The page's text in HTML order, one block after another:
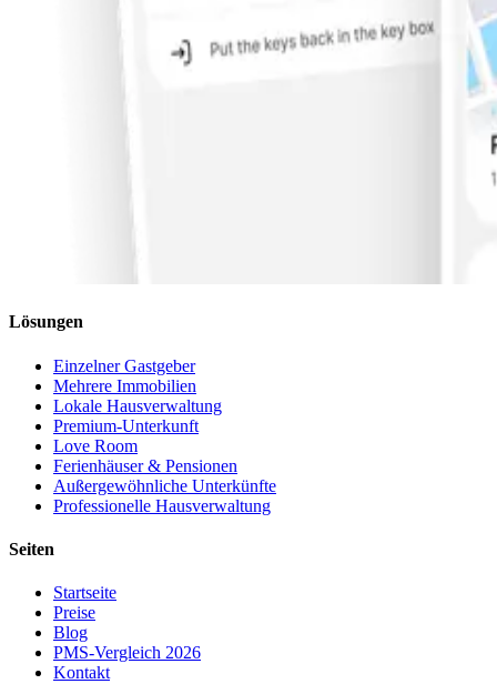
Lösungen
Einzelner Gastgeber
Mehrere Immobilien
Lokale Hausverwaltung
Premium-Unterkunft
Love Room
Ferienhäuser & Pensionen
Außergewöhnliche Unterkünfte
Professionelle Hausverwaltung
Seiten
Startseite
Preise
Blog
PMS-Vergleich 2026
Kontakt